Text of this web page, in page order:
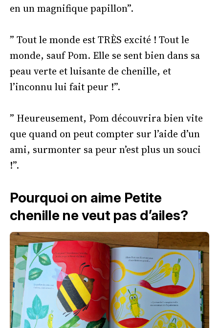
en un magnifique papillon”.
” Tout le monde est TRÈS excité ! Tout le
monde, sauf Pom. Elle se sent bien dans sa
peau verte et luisante de chenille, et
l’inconnu lui fait peur !”.
” Heureusement, Pom découvrira bien vite
que quand on peut compter sur l’aide d’un
ami, surmonter sa peur n’est plus un souci
!”.
Pourquoi on aime Petite
chenille ne veut pas d’ailes?